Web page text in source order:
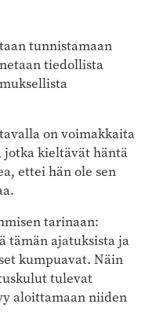
tunnistamaan
tiedollista
on voimakkaita
jotka kieltävät häntä
ettei hän ole sen
tarinaan:
tämän ajatuksista ja
kumpuavat. Näin
tulevat
aloittamaan niiden